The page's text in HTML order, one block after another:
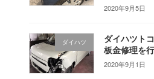
2020年9月5日
ダイハツ
ダイハツト
板金修理を
2020年9月1日